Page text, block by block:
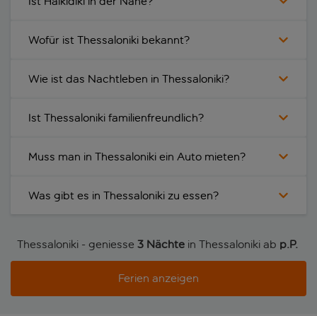
Wofür ist Thessaloniki bekannt?
Wie ist das Nachtleben in Thessaloniki?
Ist Thessaloniki familienfreundlich?
Muss man in Thessaloniki ein Auto mieten?
Was gibt es in Thessaloniki zu essen?
Thessaloniki - geniesse 3 Nächtein Thessaloniki ab p.P.
Ferien anzeigen